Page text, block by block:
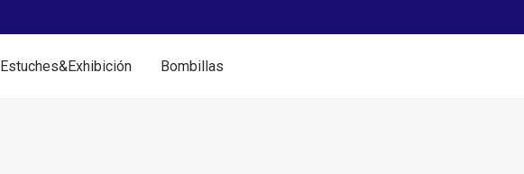
Estuches&Exhibición Bombillas